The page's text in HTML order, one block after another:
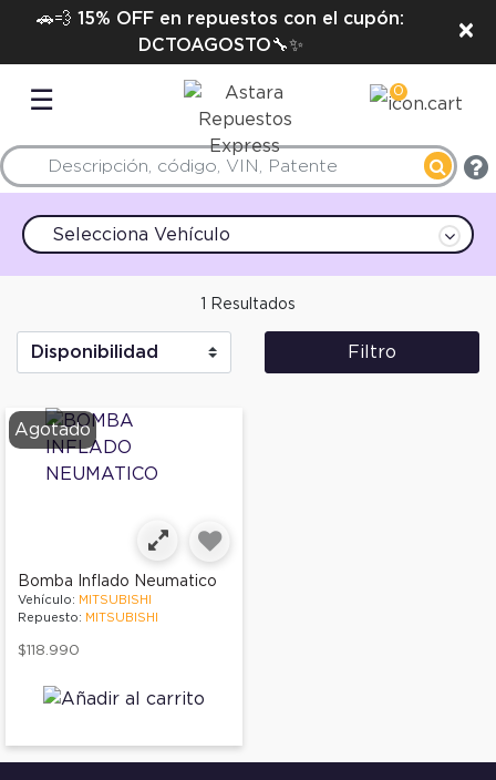
🚗💨 15% OFF en repuestos con el cupón:
DCTOAGOSTO🔧✨
×
☰ 0
Selecciona Vehículo
1 Resultados
Filtro
Agotado
Bomba Inflado Neumatico
Vehículo: MITSUBISHI
Repuesto: MITSUBISHI
$118.990